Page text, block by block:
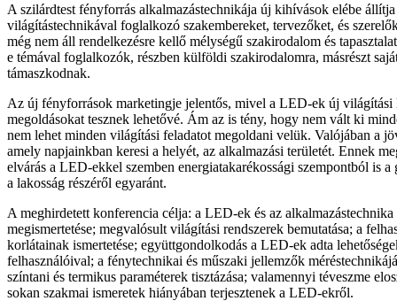
A szilárdtest fényforrás alkalmazástechnikája új kihívások elébe állítja
világítástechnikával foglalkozó szakembereket, tervezőket, és
még nem áll rendelkezésre kellő mélységű szakirodalom és
e témával foglalkozók, részben külföldi szakirodalomra, másrészt
támaszkodnak.
Az új fényforrások marketingje jelentős, mivel a LED-ek új világítási
megoldásokat tesznek lehetővé. Ám az is tény, hogy nem vált ki
nem lehet minden világítási feladatot megoldani velük. Valójában a
amely napjainkban keresi a helyét, az alkalmazási területét. Ennek
elvárás a LED-ekkel szemben energiatakarékossági szempontból is a
a lakosság részéről egyaránt.
A meghirdetett konferencia célja: a LED-ek és az alkalmazástechnika
megismertetése; megvalósult világítási rendszerek bemutatása; a
korlátainak ismertetése; együttgondolkodás a LED-ek adta
felhasználóival; a fénytechnikai és műszaki jellemzők
színtani és termikus paraméterek tisztázása; valamennyi téveszme
sokan szakmai ismeretek hiányában terjesztenek a LED-ekről.